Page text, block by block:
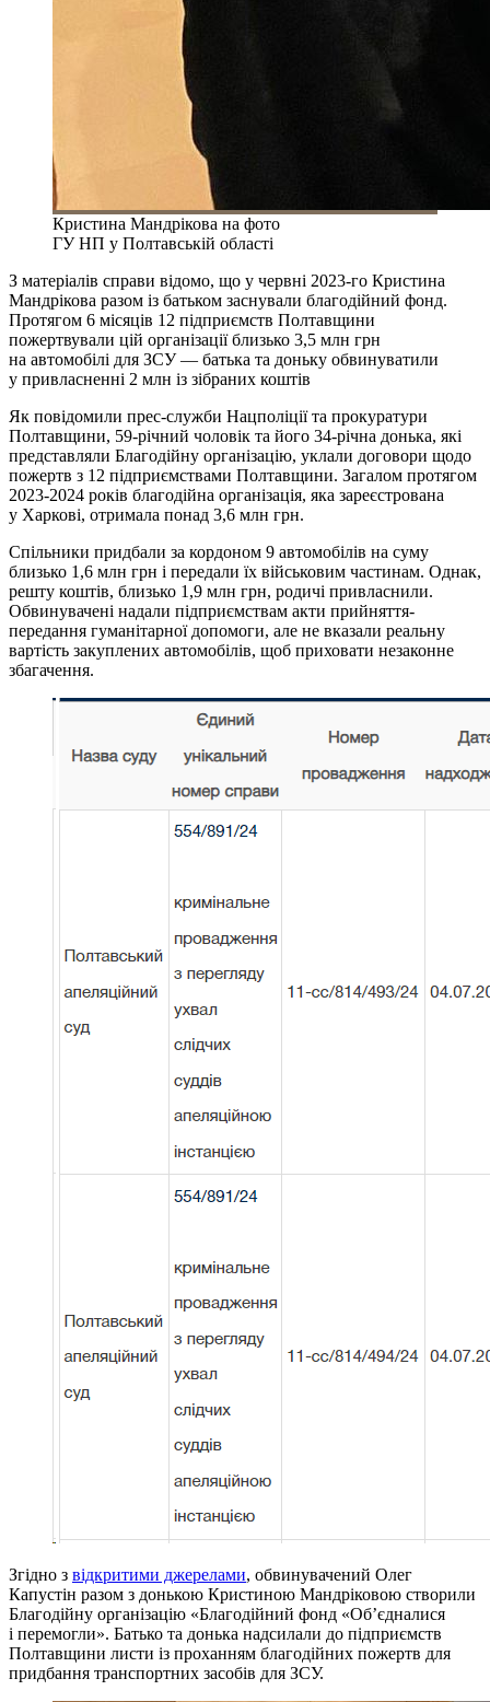
Кристина Мандрікова на фото
ГУ НП у Полтавській області
З матеріалів справи відомо, що у червні 2023-го Кристина
Мандрікова разом із батьком заснували благодійний фонд.
Протягом 6 місяців 12 підприємств Полтавщини
пожертвували цій організації близько 3,5 млн грн
на автомобілі для ЗСУ — батька та доньку обвинуватили
у привласненні 2 млн із зібраних коштів
Як повідомили прес-служби Нацполіції та прокуратури
Полтавщини, 59-річний чоловік та його 34-річна донька, які
представляли Благодійну організацію, уклали договори щодо
пожертв з 12 підприємствами Полтавщини. Загалом протягом
2023-2024 років благодійна організація, яка зареєстрована
у Харкові, отримала понад 3,6 млн грн.
Спільники придбали за кордоном 9 автомобілів на суму
близько 1,6 млн грн і передали їх військовим частинам. Однак,
решту коштів, близько 1,9 млн грн, родичі привласнили.
Обвинувачені надали підприємствам акти прийняття-
передання гуманітарної допомоги, але не вказали реальну
вартість закуплених автомобілів, щоб приховати незаконне
збагачення.
Згідно з відкритими джерелами, обвинувачений Олег
Капустін разом з донькою Кристиною Мандріковою створили
Благодійну організацію «Благодійний фонд «Об’єдналися
і перемогли». Батько та донька надсилали до підприємств
Полтавщини листи із проханням благодійних пожертв для
придбання транспортних засобів для ЗСУ.